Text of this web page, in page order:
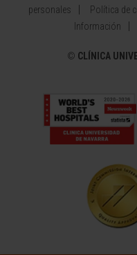
personales
Política de
Información
© CLÍNICA